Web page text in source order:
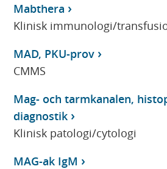
Mabthera
Klinisk immunologi/
MAD, PKU-prov
CMMS
Mag- och tarmkanalen,
diagnostik
Klinisk patologi/cytologi
MAG-ak IgM